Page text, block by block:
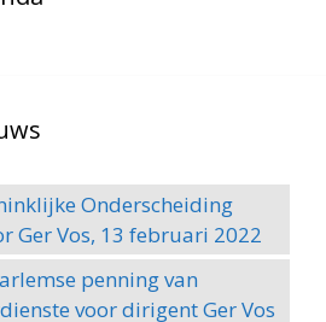
Onderscheiding
Ger Vos, 13 februari 2022
penning van
voor dirigent Ger Vos